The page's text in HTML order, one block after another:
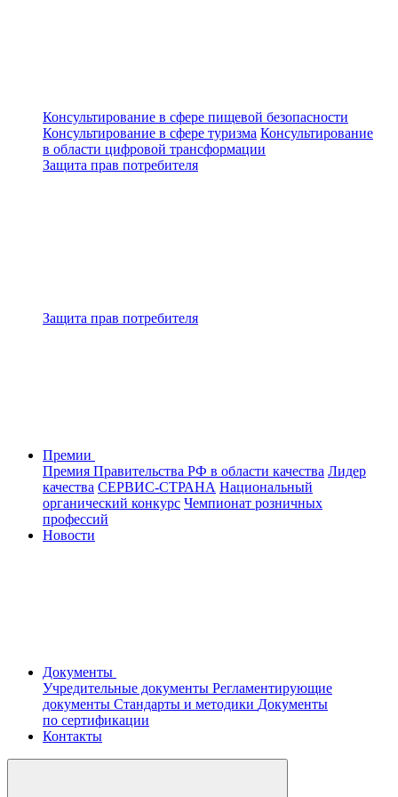
Консультирование в сфере пищевой безопасности
Консультирование в сфере туризма Консультирование
в области цифровой трансформации
Защита прав потребителя
Защита прав потребителя
Премии
Премия Правительства РФ в области качества Лидер
качества СЕРВИС-СТРАНА Национальный
органический конкурс Чемпионат розничных
профессий
Новости
Документы
Учредительные документы Регламентирующие
документы Стандарты и методики Документы
по сертификации
Контакты